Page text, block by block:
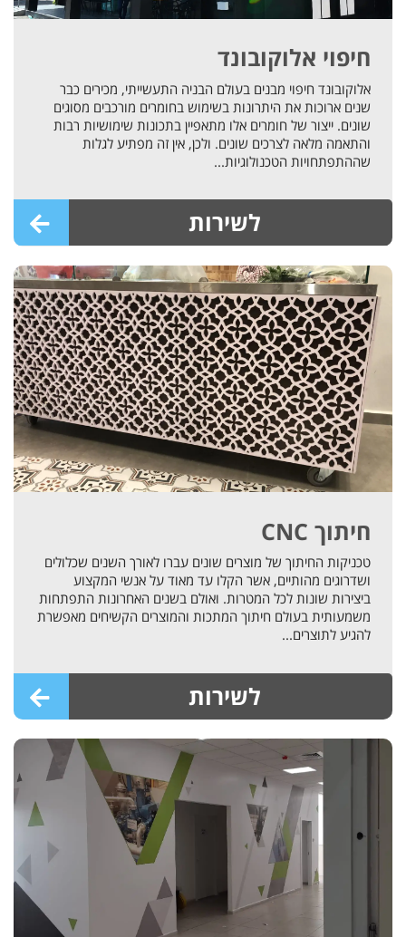
חיפוי אלוקובונד
אלוקובונד חיפוי מבנים בעולם הבניה התעשייתי, מכירים כבר
שנים ארוכות את היתרונות בשימוש בחומרים מורכבים מסוגים
שונים. ייצור של חומרים אלו מתאפיין בתכונות שימושיות רבות
והתאמה מלאה לצרכים שונים. ולכן, אין זה מפתיע לגלות
שההתפתחויות הטכנולוגיות...
לשירות
חיתוך CNC
טכניקות החיתוך של מוצרים שונים עברו לאורך השנים שכלולים
ושדרוגים מהותיים, אשר הקלו עד מאוד על אנשי המקצוע
ביצירות שונות לכל המטרות. ואולם בשנים האחרונות התפתחות
משמעותית בעולם חיתוך המתכות והמוצרים הקשיחים מאפשרת
להגיע לתוצרים...
לשירות